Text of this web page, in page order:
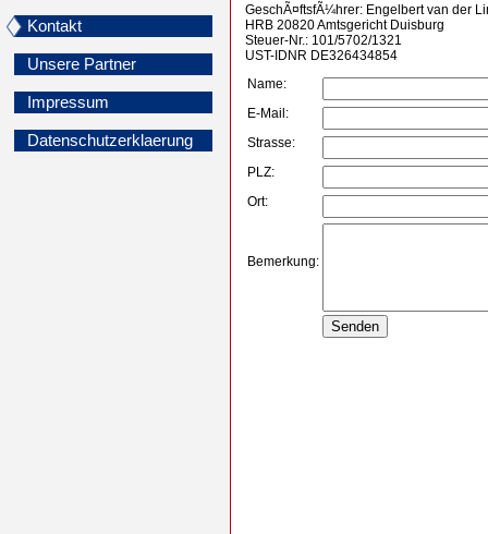
Kontakt
Unsere Partner
Impressum
Datenschutzerklaerung
GeschÃ¤ftsfÃ¼hrer: Engelbert van der
HRB 20820 Amtsgericht Duisburg
Steuer-Nr.: 101/5702/1321
UST-IDNR DE326434854
Name:
E-Mail:
Strasse:
PLZ:
Ort:
Bemerkung: